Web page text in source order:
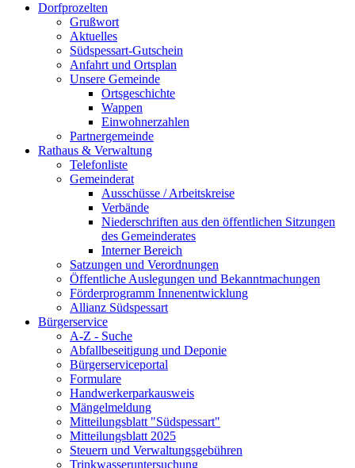
Dorfprozelten
Grußwort
Aktuelles
Südspessart-Gutschein
Anfahrt und Ortsplan
Unsere Gemeinde
Ortsgeschichte
Wappen
Einwohnerzahlen
Partnergemeinde
Rathaus & Verwaltung
Telefonliste
Gemeinderat
Ausschüsse / Arbeitskreise
Verbände
Niederschriften aus den öffentlichen Sitzungen
des Gemeinderates
Interner Bereich
Satzungen und Verordnungen
Öffentliche Auslegungen und Bekanntmachungen
Förderprogramm Innenentwicklung
Allianz Südspessart
Bürgerservice
A-Z - Suche
Abfallbeseitigung und Deponie
Bürgerserviceportal
Formulare
Handwerkerparkausweis
Mängelmeldung
Mitteilungsblatt "Südspessart"
Mitteilungsblatt 2025
Steuern und Verwaltungsgebühren
Trinkwasseruntersuchung